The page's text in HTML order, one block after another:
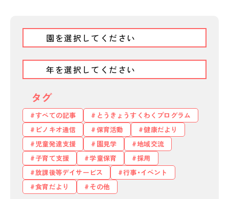
私たちのおもい
OUR PRINCIPLE
タグ
すべての記事
とうきょうすくわくプログラム
ピノキオ通信
保育活動
健康だより
児童発達支援
園見学
地域交流
子育て支援
学童保育
採用
放課後等デイサービス
行事・イベント
食育だより
その他